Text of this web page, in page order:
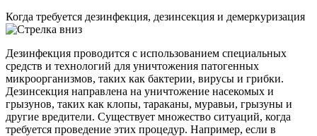
Когда требуется дезинфекция, дезинсекция и демеркуризация
Дезинфекция проводится с использованием специальных
средств и технологий для уничтожения патогенных
микроорганизмов, таких как бактерии, вирусы и грибки.
Дезинсекция направлена на уничтожение насекомых и
грызунов, таких как клопы, тараканы, муравьи, грызуны и
другие вредители. Существует множество ситуаций, когда
требуется проведение этих процедур. Например, если в